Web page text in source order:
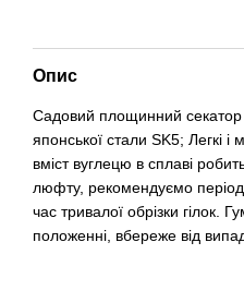
Опис
Садовий площинний секатор
японської стали SK5; Легкі і
вміст вуглецю в сплаві
люфту, рекомендуємо
час тривалої обрізки гілок.
положенні, вбереже від